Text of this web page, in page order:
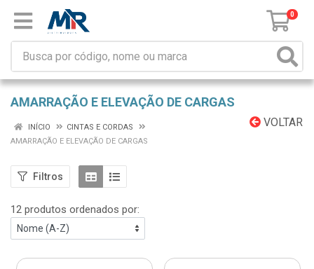
0
AMARRAÇÃO E ELEVAÇÃO DE CARGAS
VOLTAR
INÍCIO
CINTAS E CORDAS
AMARRAÇÃO E ELEVAÇÃO DE CARGAS
Filtros
12 produtos ordenados por: